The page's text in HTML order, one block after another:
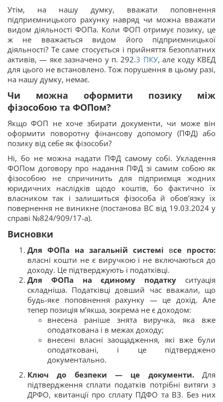
Утім, на нашу думку, вважати поповнення
підприємницького рахунку навряд чи можна вважати
видом діяльності ФОПа. Коли ФОП отримує позику, це
ж не вважається видом його підприємницької
діяльності? Те саме стосується і прийняття безоплатних
активів, — яке зазначено у п. 292.3 ПКУ, але коду КВЕД
для цього не встановлено. Тож порушення в цьому разі,
на нашу думку, немає.
Чи можна оформити позику між
фізособою та ФОПом?
Якщо ФОП не хоче збирати документи, чи може він
оформити поворотну фінансову допомогу (ПФД) або
позику від себе як фізособи?
Ні, бо не можна надати ПФД самому собі. Укладення
ФОПом договору про надання ПФД зі самим собою як
фізособою не спричинить для підприємця жодних
юридичних наслідків щодо коштів, бо фактично їх
власником так і залишиться фізособа й обов’язку їх
повернення не виникне (постанова ВС від 19.03.2024 у
справі №824/909/17-а).
Висновки
Для ФОПа на загальній системі все просто:
власні кошти не є виручкою і не включаються до
доходу. Це підтверджують і податківці.
Для ФОПа на єдиному податку ситуація
складніша. Податківці довший час вважали, що
будь-яке поповнення рахунку — це дохід. Але
тепер позиція м’якша, зокрема не є доходом:
внесена раніше знята виручка, яка вже
оподаткована і в межах доходу;
внесені власні заощадження, які вже були
оподатковані, і це підтверджено
документально.
Ключ до безпеки — це документи. Для
підтвердження сплати податків потрібні витяги з
ДРФО, квитанції про сплату ПДФО та ВЗ. Без них